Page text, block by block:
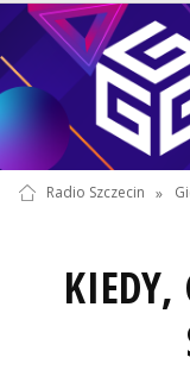
Radio Szczecin »